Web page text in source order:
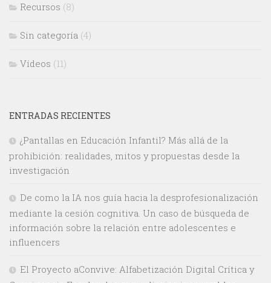
Recursos (8)
Sin categoría (4)
Vídeos (11)
ENTRADAS RECIENTES
¿Pantallas en Educación Infantil? Más allá de la
prohibición: realidades, mitos y propuestas desde la
investigación
De como la IA nos guía hacia la desprofesionalización
mediante la cesión cognitiva. Un caso de búsqueda de
información sobre la relación entre adolescentes e
influencers
El Proyecto aConvive: Alfabetización Digital Crítica y